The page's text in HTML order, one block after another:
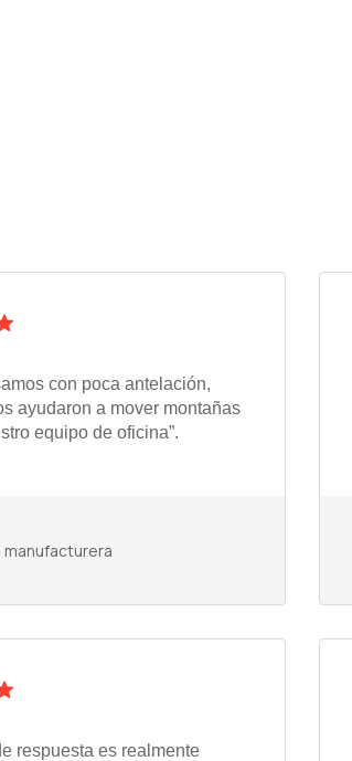
con poca antelación,
ayudaron a mover montañas
equipo de oficina”.
manufacturera
respuesta es realmente